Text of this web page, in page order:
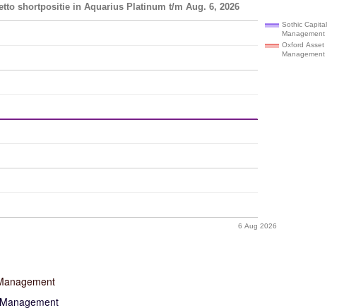
shortpositie in Aquarius Platinum t/m Aug. 6, 2026
Sothic Capital
Management
Oxford Asset
Management
6 Aug 2026